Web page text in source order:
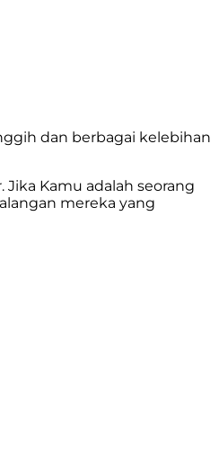
dan berbagai kelebihan
Kamu adalah seorang
mereka yang